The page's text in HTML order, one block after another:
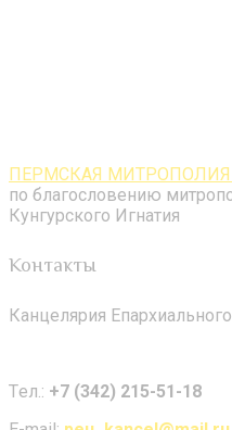
ПЕРМСКАЯ
по благословению
Кунгурского Игнатия
Контакты
Канцелярия
Tел.: +7 (342) 215-51-18